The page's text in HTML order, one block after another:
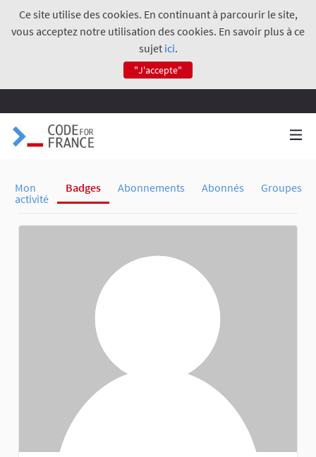
Ce site utilise des cookies. En continuant à parcourir le site,
vous acceptez notre utilisation des cookies. En savoir plus à ce
sujet ici.
"J'accepte"
Mon
activité
Badges Abonnements Abonnés Groupes